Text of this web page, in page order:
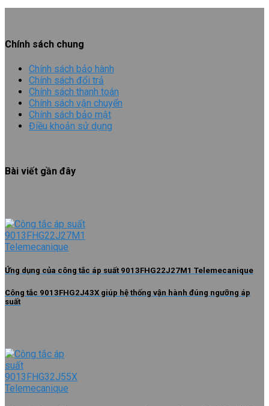
Chính sách chung
Chính sách bảo hành
Chính sách đổi trả
Chính sách thanh toán
Chính sách vận chuyển
Chính sách bảo mật
Điều khoản sử dụng
Bài viết gần đây
Ứng dụng của công tắc áp suất 9013FHG22J27M1 Telemecanique
Công tắc 9013FHG2J43X giúp hệ thống vận hành đúng ngưỡng áp
suất